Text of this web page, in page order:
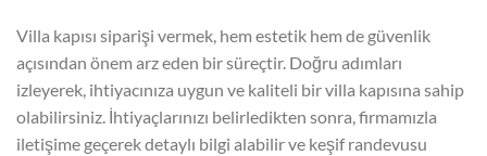
Villa kapısı siparişi vermek, hem estetik hem de güvenlik
açısından önem arz eden bir süreçtir. Doğru adımları
izleyerek, ihtiyacınıza uygun ve kaliteli bir villa kapısına sahip
olabilirsiniz. İhtiyaçlarınızı belirledikten sonra, firmamızla
iletişime geçerek detaylı bilgi alabilir ve keşif randevusu